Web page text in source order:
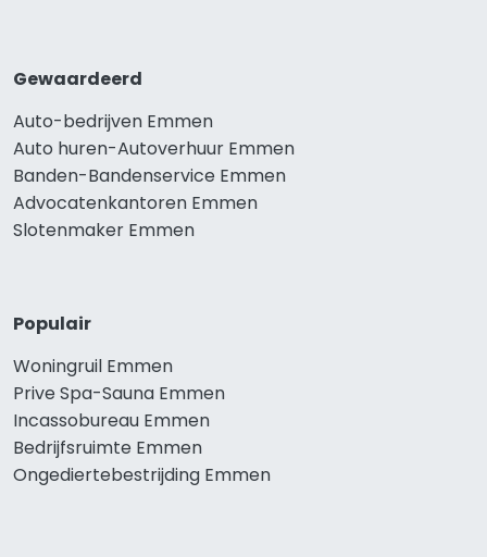
Gewaardeerd
Auto-bedrijven Emmen
Auto huren-Autoverhuur Emmen
Banden-Bandenservice Emmen
Advocatenkantoren Emmen
Slotenmaker Emmen
Populair
Woningruil Emmen
Prive Spa-Sauna Emmen
Incassobureau Emmen
Bedrijfsruimte Emmen
Ongediertebestrijding Emmen